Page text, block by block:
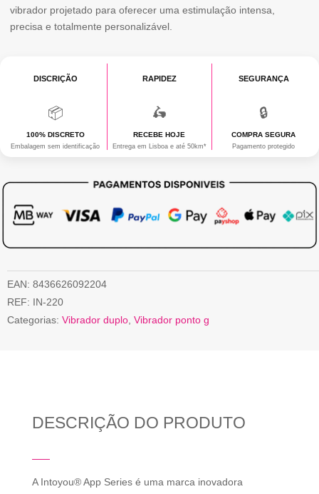
BOLA
DE
APP
vibrador projetado para oferecer uma estimulação intensa,
precisa e totalmente personalizável.
DISCRIÇÃO
📦
100% DISCRETO
Embalagem sem identificação
RAPIDEZ
🛵
RECEBE HOJE
Entrega em Lisboa e até 50km*
SEGURANÇA
🔒
COMPRA SEGURA
Pagamento protegido
EAN: 8436626092204
REF: IN-220
Categorias: Vibrador duplo Vibrador ponto g
DESCRIÇÃO DO PRODUTO
A Intoyou® App Series é uma marca inovadora